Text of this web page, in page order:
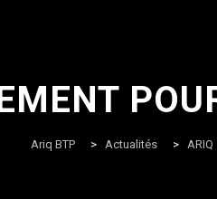
Ariq BTP > Actualités > ARIQ